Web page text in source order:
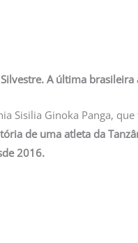
A última
Sisilia Ginoka Panga,
de uma atleta da
2016.